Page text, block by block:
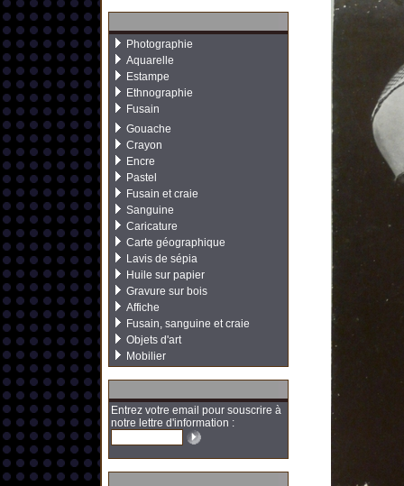
Photographie
Aquarelle
Estampe
Ethnographie
Fusain
Gouache
Crayon
Encre
Pastel
Fusain et craie
Sanguine
Caricature
Carte géographique
Lavis de sépia
Huile sur papier
Gravure sur bois
Affiche
Fusain, sanguine et craie
Objets d'art
Mobilier
Entrez votre email pour souscrire à
notre lettre d'information :